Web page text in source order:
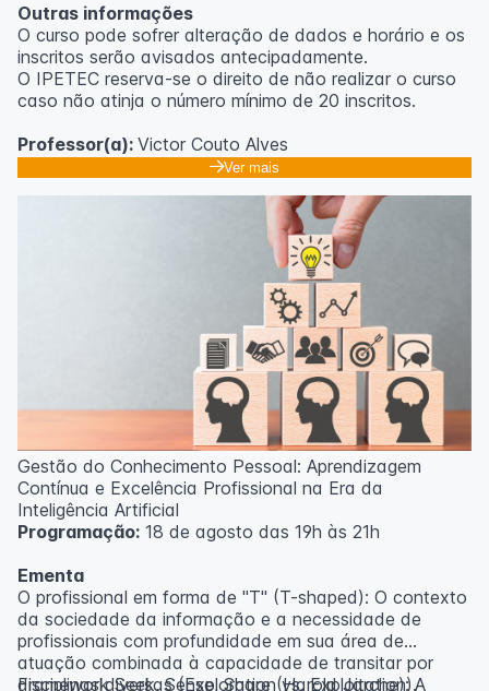
Outras informações
O curso pode sofrer alteração de dados e horário e os
inscritos serão avisados ​​antecipadamente.
O IPETEC reserva-se o direito de não realizar o curso
caso não atinja o número mínimo de 20 inscritos.
Professor(a): Victor Couto Alves
Ver mais
Gestão do Conhecimento Pessoal: Aprendizagem
Contínua e Excelência Profissional na Era da
Inteligência Artificial
Programação: 18 de agosto das 19h às 21h
Ementa
O profissional em forma de "T" (T-shaped): O contexto
da sociedade da informação e a necessidade de
profissionais com profundidade em sua área de
atuação combinada à capacidade de transitar por
disciplinas diversas (Exploration vs. Exploitation).
Framework Seek, Sense, Share (Harold Jarche): A